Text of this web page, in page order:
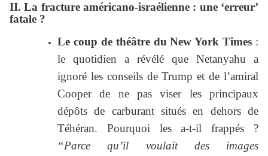
II. La fracture américano-israélienne : une ‘erreur’
fatale ?
Le coup de théâtre du New York Times :
le quotidien a révélé que Netanyahu a
ignoré les conseils de Trump et de l’amiral
Cooper de ne pas viser les principaux
dépôts de carburant situés en dehors de
Téhéran. Pourquoi les a-t-il frappés ?
“Parce qu’il voulait des images